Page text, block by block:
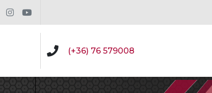
(+36) 76 579008